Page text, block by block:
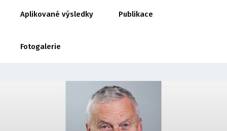
Aplikované výsledky Publikace
Fotogalerie